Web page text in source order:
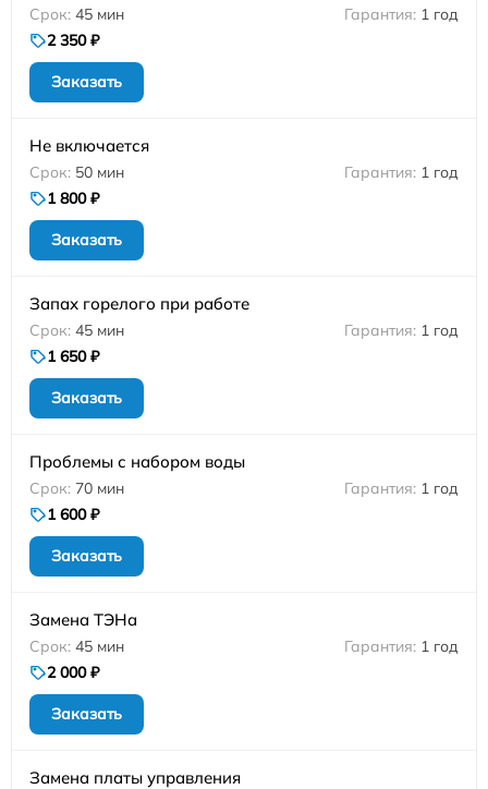
45 мин
1 год
2 350 ₽
Заказать
Не включается
50 мин
1 год
1 800 ₽
Заказать
Запах горелого при работе
45 мин
1 год
1 650 ₽
Заказать
Проблемы с набором воды
70 мин
1 год
1 600 ₽
Заказать
Замена ТЭНа
45 мин
1 год
2 000 ₽
Заказать
Замена платы управления